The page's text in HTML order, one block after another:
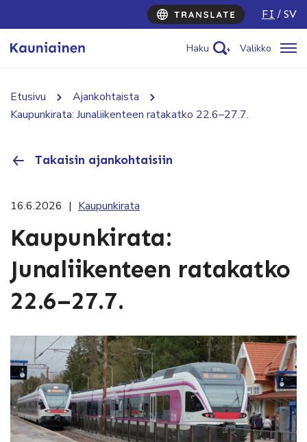
FI SV
Haku Valikko
Etusivu
Ajankohtaista
Kaupunkirata: Junaliikenteen ratakatko 22.6–27.7.
Takaisin ajankohtaisiin
16.6.2026 | Kaupunkirata
Kaupunkirata:
Junaliikenteen ratakatko
22.6–27.7.